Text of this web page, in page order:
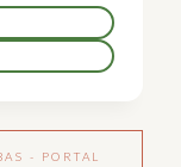
- PORTAL